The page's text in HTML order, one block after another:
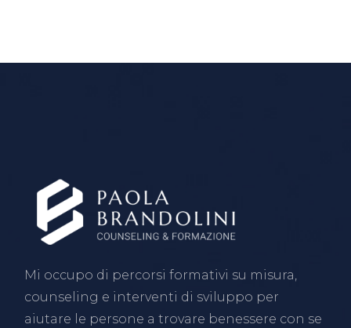
Mi occupo di percorsi formativi su misura,
counseling e interventi di sviluppo per
aiutare le persone a trovare benessere con se